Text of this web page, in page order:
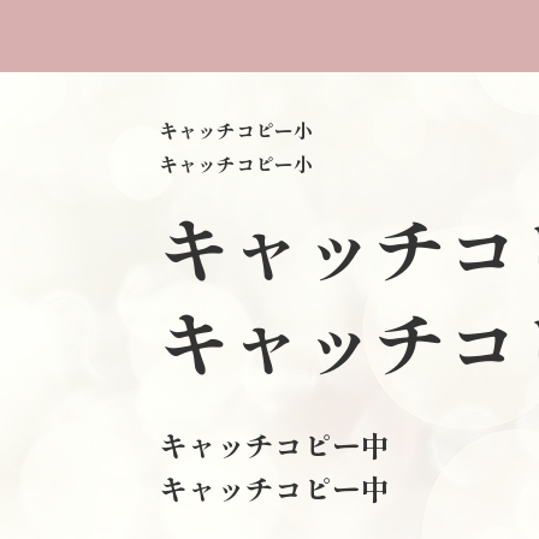
キャッチコピー小
キャッチコピー小
キャッチ
キャッチ
キャッチコピー中
キャッチコピー中